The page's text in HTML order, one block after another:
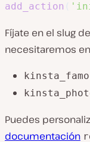
add_action
Fíjate en el slug
necesitaremos
Puedes
documentación